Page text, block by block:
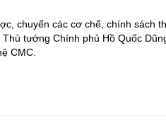
chuyển các cơ chế, chính sách
tướng Chính phủ Hồ Quốc
CMC.